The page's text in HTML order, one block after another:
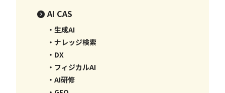
AI CAS
・生成AI
・ナレッジ検索
・DX
・フィジカルAI
・AI研修